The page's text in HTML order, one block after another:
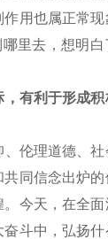
用也属正常
里去，想明白
有利于形成
伦理道德、社
同信念出炉的
今天，在全
斗中，弘扬什